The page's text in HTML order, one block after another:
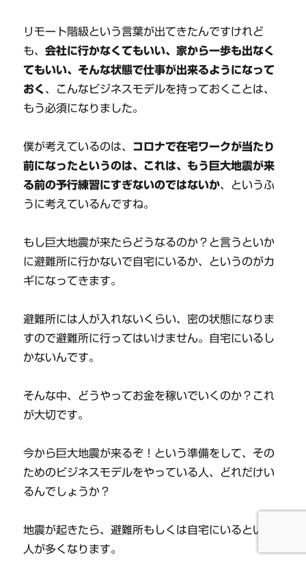
リモート階級という言葉が出てきたんですけれど
も、会社に行かなくてもいい、家から一歩も出なく
てもいい、そんな状態で仕事が出来るようになって
おく 、こんなビジネスモデルを持っておくことは、
もう必須になりました。
僕が考えているのは、 コロナで在宅ワークが当たり
前になったというのは、これは、もう巨大地震が来
る前の予行練習にすぎないのではないか、というふ
うに考えているんですね。
もし巨大地震が来たらどうなるのか？と言うといか
に避難所に行かないで自宅にいるか、というのがカ
ギになってきます。
避難所には人が入れないくらい、密の状態になりま
すので避難所に行ってはいけません。自宅にいるし
かないんです。
そんな中、どうやってお金を稼いでいくのか？これ
が大切です。
今から巨大地震が来るぞ！という準備をして、その
ためのビジネスモデルをやっている人、どれだけい
るんでしょうか？
地震が起きたら、避難所もしくは自宅にいるという
人が多くなります。